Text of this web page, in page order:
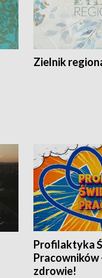
Zielnik
Profilaktyka
Pracowników
zdrowie!